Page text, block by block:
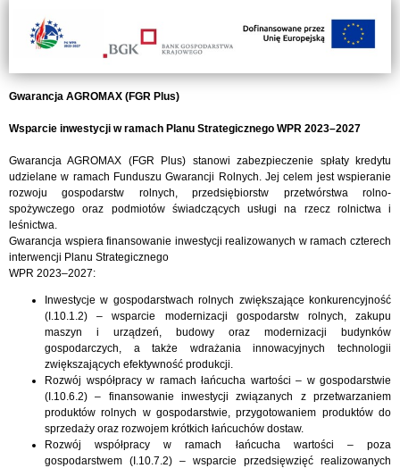
Gwarancja AGROMAX (FGR Plus)
Wsparcie inwestycji w ramach Planu Strategicznego WPR 2023–2027
Gwarancja AGROMAX (FGR Plus) stanowi zabezpieczenie spłaty kredytu
udzielane w ramach Funduszu Gwarancji Rolnych. Jej celem jest wspieranie
rozwoju gospodarstw rolnych, przedsiębiorstw przetwórstwa rolno-
spożywczego oraz podmiotów świadczących usługi na rzecz rolnictwa i
leśnictwa.
Gwarancja wspiera finansowanie inwestycji realizowanych w ramach czterech
interwencji Planu Strategicznego
WPR 2023–2027:
Inwestycje w gospodarstwach rolnych zwiększające konkurencyjność
(I.10.1.2) – wsparcie modernizacji gospodarstw rolnych, zakupu
maszyn i urządzeń, budowy oraz modernizacji budynków
gospodarczych, a także wdrażania innowacyjnych technologii
zwiększających efektywność produkcji.
Rozwój współpracy w ramach łańcucha wartości – w gospodarstwie
(I.10.6.2) – finansowanie inwestycji związanych z przetwarzaniem
produktów rolnych w gospodarstwie, przygotowaniem produktów do
sprzedaży oraz rozwojem krótkich łańcuchów dostaw.
Rozwój współpracy w ramach łańcucha wartości – poza
gospodarstwem (I.10.7.2) – wsparcie przedsięwzięć realizowanych